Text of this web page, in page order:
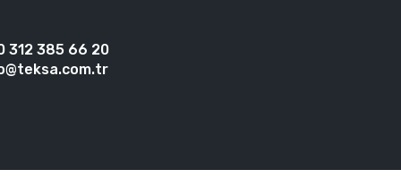
312 385 66 20